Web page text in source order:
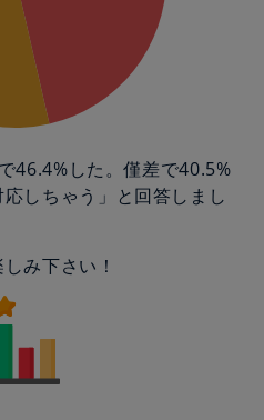
46.4%した。僅差で40.5%
しちゃう」と回答しまし
み下さい！